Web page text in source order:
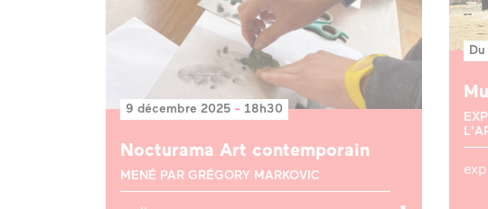
9 décembre 2025 - 18h30
Nocturama Art contemporain
MENÉ PAR GRÉGORY MARKOVIC